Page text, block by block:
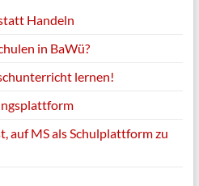
Handeln
in BaWü?
lernen!
auf MS als Schulplattform zu